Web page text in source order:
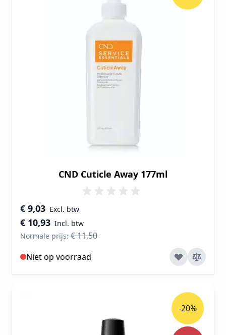
CND Cuticle Away 177ml
Speciale prijs
€ 10,93
€ 9,03
Normale prijs: € 11,50
Niet op voorraad
-20%